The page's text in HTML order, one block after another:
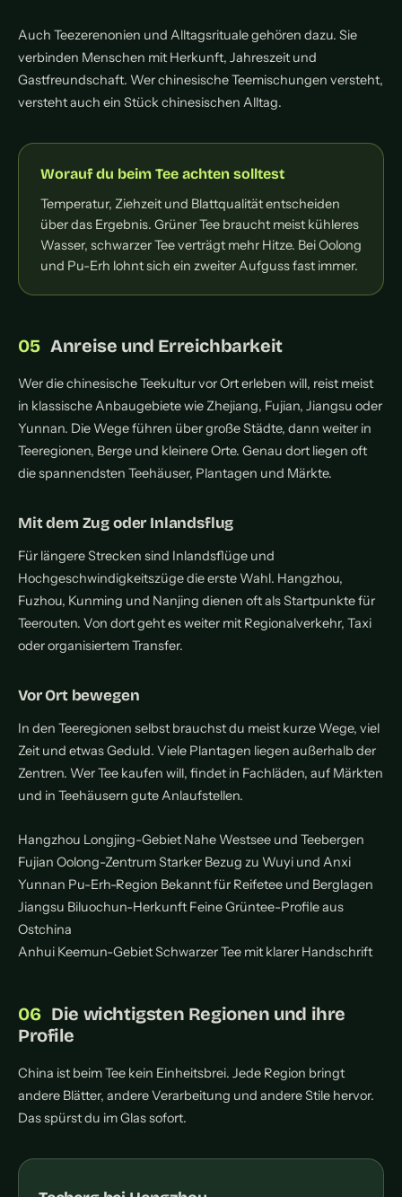
Auch Teezerenonien und Alltagsrituale gehören dazu. Sie
verbinden Menschen mit Herkunft, Jahreszeit und
Gastfreundschaft. Wer chinesische Teemischungen versteht,
versteht auch ein Stück chinesischen Alltag.
Worauf du beim Tee achten solltest
Temperatur, Ziehzeit und Blattqualität entscheiden
über das Ergebnis. Grüner Tee braucht meist kühleres
Wasser, schwarzer Tee verträgt mehr Hitze. Bei Oolong
und Pu-Erh lohnt sich ein zweiter Aufguss fast immer.
Anreise und Erreichbarkeit
Wer die chinesische Teekultur vor Ort erleben will, reist meist
in klassische Anbaugebiete wie Zhejiang, Fujian, Jiangsu oder
Yunnan. Die Wege führen über große Städte, dann weiter in
Teeregionen, Berge und kleinere Orte. Genau dort liegen oft
die spannendsten Teehäuser, Plantagen und Märkte.
Mit dem Zug oder Inlandsflug
Für längere Strecken sind Inlandsflüge und
Hochgeschwindigkeitszüge die erste Wahl. Hangzhou,
Fuzhou, Kunming und Nanjing dienen oft als Startpunkte für
Teerouten. Von dort geht es weiter mit Regionalverkehr, Taxi
oder organisiertem Transfer.
Vor Ort bewegen
In den Teeregionen selbst brauchst du meist kurze Wege, viel
Zeit und etwas Geduld. Viele Plantagen liegen außerhalb der
Zentren. Wer Tee kaufen will, findet in Fachläden, auf Märkten
und in Teehäusern gute Anlaufstellen.
Hangzhou Longjing-Gebiet Nahe Westsee und Teebergen
Fujian Oolong-ZentrumStarker Bezug zu Wuyi und Anxi
Yunnan Pu-Erh-Region Bekannt für Reifetee und Berglagen
Jiangsu Biluochun-Herkunft Feine Grüntee-Profile aus
Ostchina
Anhui Keemun-GebietSchwarzer Tee mit klarer Handschrift
Die wichtigsten Regionen und ihre
Profile
China ist beim Tee kein Einheitsbrei. Jede Region bringt
andere Blätter, andere Verarbeitung und andere Stile hervor.
Das spürst du im Glas sofort.